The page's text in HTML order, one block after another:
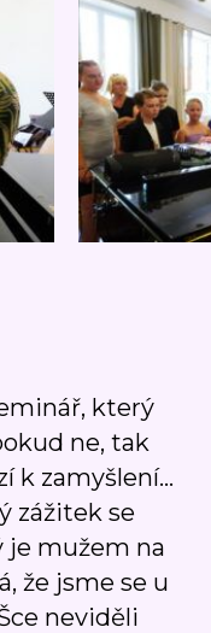
který
ne, tak
k zamyšlení...
zážitek se
mužem na
že jsme se u
neviděli